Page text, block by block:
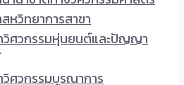
หวิทยาการสาขา
วิศวกรรมหุ่นยนต์และปัญญา
วิศวกรรมบูรณาการ